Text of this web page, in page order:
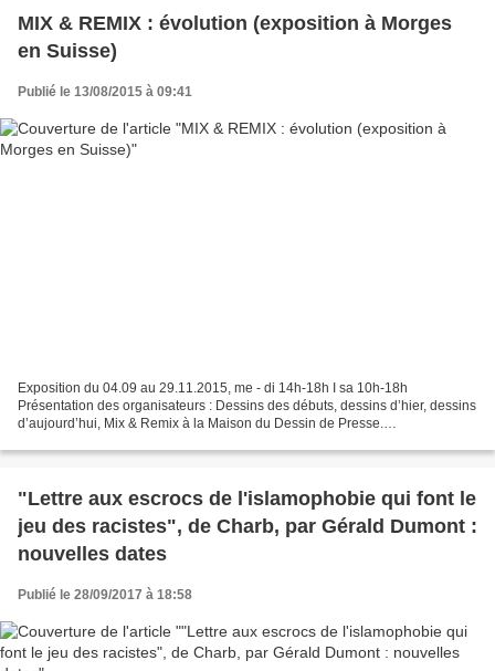
MIX & REMIX : évolution (exposition à Morges
en Suisse)
Publié le 13/08/2015 à 09:41
Exposition du 04.09 au 29.11.2015, me - di 14h-18h I sa 10h-18h
Présentation des organisateurs : Dessins des débuts, dessins d’hier, dessins
d’aujourd’hui, Mix & Remix à la Maison du Dessin de Presse.
"Lettre aux escrocs de l'islamophobie qui font le
jeu des racistes", de Charb, par Gérald Dumont :
nouvelles dates
Publié le 28/09/2017 à 18:58